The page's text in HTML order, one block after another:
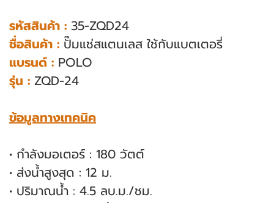
รหัสสินค้า : 35-ZQD24
ชื่อสินค้า : ปั๊มแช่สแตนเลส ใช้กับแบตเตอรี่
แบรนด์ : POLO
รุ่น : ZQD-24
ข้อมูลทางเทคนิค
• กำลังมอเตอร์ : 180 วัตต์
• ส่งน้ำสูงสุด : 12 ม.
• ปริมาณน้ำ : 4.5 ลบ.ม./ชม.